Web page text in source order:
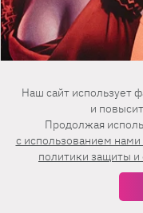
Наш сайт использует
и
Продолжая
c использованием
политики защиты